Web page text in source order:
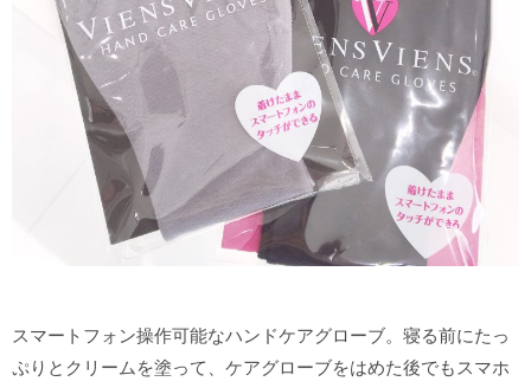
スマートフォン操作可能なハンドケアグローブ。寝る前にたっ
ぷりとクリームを塗って、ケアグローブをはめた後でもスマホ